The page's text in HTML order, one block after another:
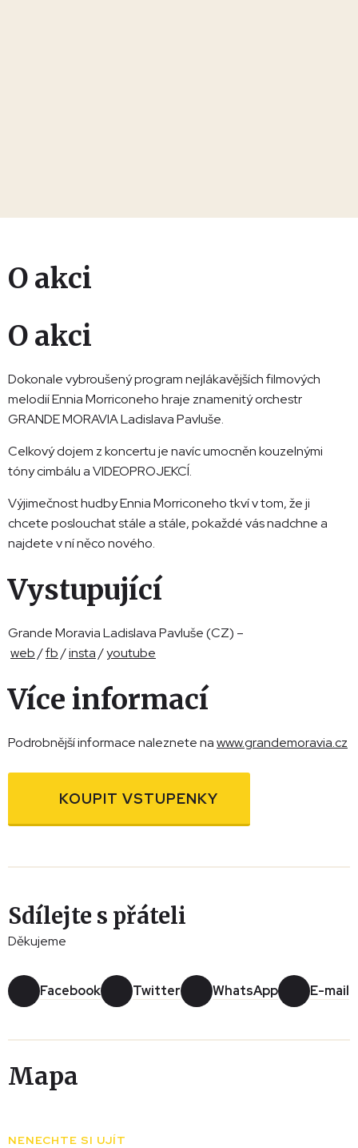
O akci
O akci
Dokonale vybroušený program nejlákavějších filmových
melodií Ennia Morriconeho hraje znamenitý orchestr
GRANDE MORAVIA Ladislava Pavluše.
Celkový dojem z koncertu je navíc umocněn kouzelnými
tóny cimbálu a VIDEOPROJEKCÍ.
Výjimečnost hudby Ennia Morriconeho tkví v tom, že ji
chcete poslouchat stále a stále, pokaždé vás nadchne a
najdete v ní něco nového.
Vystupující
Grande Moravia Ladislava Pavluše (CZ) –
web/fb/insta/youtube
Více informací
Podrobnější informace naleznete nawww.grandemoravia.cz
KOUPIT VSTUPENKY
Sdílejte s přáteli
Děkujeme
Facebook Twitter WhatsApp E-mail
Mapa
NENECHTE SI UJÍT